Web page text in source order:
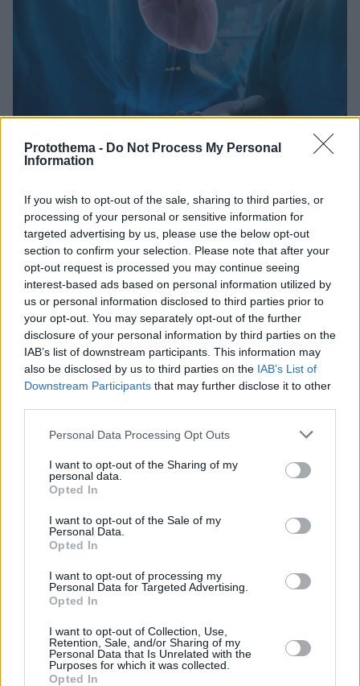
Protothema - Do Not Process My Personal
Information
If you wish to opt-out of the sale, sharing to third parties, or
processing of your personal or sensitive information for
targeted advertising by us, please use the below opt-out
section to confirm your selection. Please note that after your
opt-out request is processed you may continue seeing
interest-based ads based on personal information utilized by
us or personal information disclosed to third parties prior to
your opt-out. You may separately opt-out of the further
disclosure of your personal information by third parties on the
IAB’s list of downstream participants. This information may
also be disclosed by us to third parties on the IAB’s List of
Downstream Participants that may further disclose it to other
Please note that this website/app uses one or more Google
not limited to your visit or usage behaviour. You may click to
grant or deny consent to Google and its third-party tags to
use your data for below specified purposes in below Google
consent section.
Personal Data Processing Opt Outs
I want to opt-out of the Sharing of my
personal data.
Opted In
I want to opt-out of the Sale of my
Personal Data.
Opted In
I want to opt-out of processing my
Personal Data for Targeted Advertising.
Opted In
I want to opt-out of Collection, Use,
Retention, Sale, and/or Sharing of my
Personal Data that Is Unrelated with the
Purposes for which it was collected.
Opted In
αντικατάσταση αορτικής βαλβίδας και bypass
Μια πρωτοποριακή υβριδική καρδιοχειρουργική
τεχνική εφαρμόστηκε στο Metropolitan Hospital και
στέφθηκε με επιτυχία δίνοντας νέα πνοή στην καρδιά
μιας 70χρονης γυναίκας με πορσελανοειδή ανιούσα
αορτή. Το συγκεκριμένο περιστατικό είναι το δεύτερο
ανάλογο στην Ελλάδα
04.05.2023, 08:14
06.11.2020, 10:50